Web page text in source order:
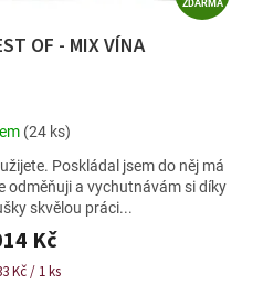
D
A
ZDARMA
OF - MIX VÍNA
Průměrné
produktu
je
4,9
z
5
hvězdiček.
(24 ks)
Kč
Kč / 1 ks
Poskládal jsem do něj má
odměňuji a vychutnávám si díky
skvělou práci...